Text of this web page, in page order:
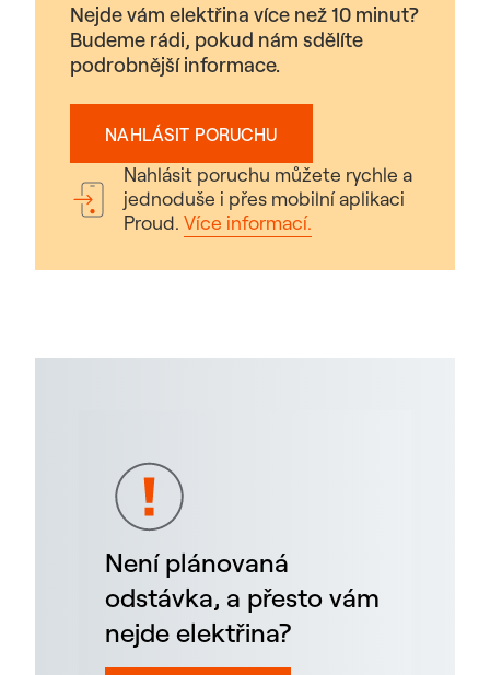
Nejde vám elektřina více než 10 minut?
Budeme rádi, pokud nám sdělíte
podrobnější informace.
NAHLÁSIT PORUCHU
Nahlásit poruchu můžete rychle a
jednoduše i přes mobilní aplikaci
Proud. Více informací.
Není plánovaná
odstávka, a přesto vám
nejde elektřina?